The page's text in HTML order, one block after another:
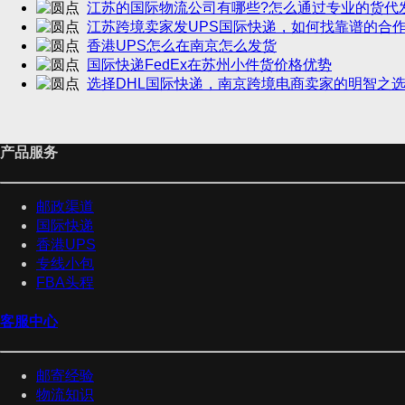
江苏的国际物流公司有哪些?怎么通过专业的货代
江苏跨境卖家发UPS国际快递，如何找靠谱的合
香港UPS怎么在南京怎么发货
国际快递FedEx在苏州小件货价格优势
选择DHL国际快递，南京跨境电商卖家的明智之选
产品服务
邮政渠道
国际快递
香港UPS
专线小包
FBA头程
客服中心
邮寄经验
物流知识